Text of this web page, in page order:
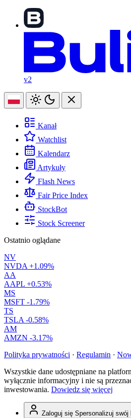
v2
Kanał
Watchlist
Kalendarz
Artykuły
Flash News
Fair Price Index
StockBot
Stock Screener
Ostatnio oglądane
NV
NVDA +1.09%
AA
AAPL +0.53%
MS
MSFT -1.79%
TS
TSLA -0.58%
AM
AMZN -3.17%
Polityka prywatności · Regulamin ·
Wszystkie dane udostępniane na
wyłącznie informacyjny i nie są
inwestowania. Dowiedz się więcej
Zaloguj się Spersonalizuj swój